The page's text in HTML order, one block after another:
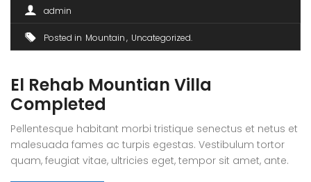
admin
Posted in Mountain Uncategorized
El Rehab Mountian Villa
Completed
Pellentesque habitant morbi tristique senectus et netus et
malesuada fames ac turpis egestas. Vestibulum tortor
quam, feugiat vitae, ultricies eget, tempor sit amet, ante.